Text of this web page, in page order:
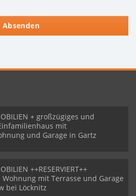
Absenden
+ großzügiges und
mit
und Garage in Gartz
++RESERVIERT++
mit Terrasse und Garage
bei Löcknitz